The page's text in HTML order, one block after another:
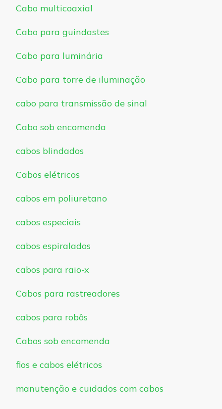
Cabo multicoaxial
Cabo para guindastes
Cabo para luminária
Cabo para torre de iluminação
cabo para transmissão de sinal
Cabo sob encomenda
cabos blindados
Cabos elétricos
cabos em poliuretano
cabos especiais
cabos espiralados
cabos para raio-x
Cabos para rastreadores
cabos para robôs
Cabos sob encomenda
fios e cabos elétricos
manutenção e cuidados com cabos